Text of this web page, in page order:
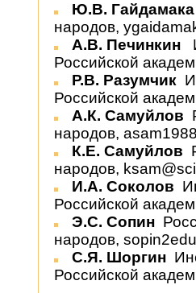
Ю.В.
народов,
А.В. Печинкин
Российской
Р.В. Разумчик
Российской
А.К. Самуйлов
народов,
К.Е. Самуйлов
народов,
И.А. Соколов
Российской
Э.С. Сопин
народов,
С.Я. Шоргин
Российской